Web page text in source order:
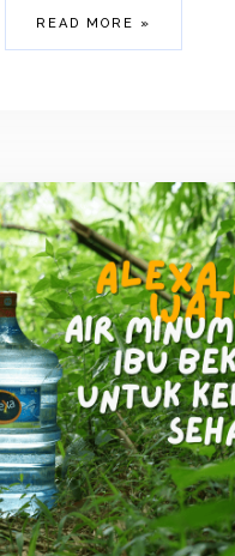
READ MORE »